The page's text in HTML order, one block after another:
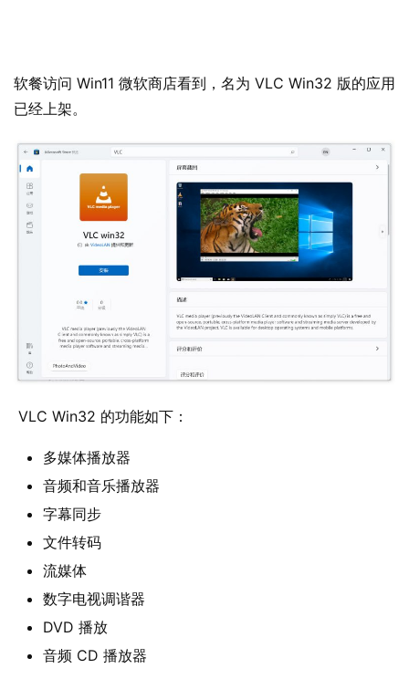
W
n
W
软餐访问 Win11 微软商店看到，名为 VLC Win32 版的应用
已经上架。
VLC Win32 的功能如下：
多媒体播放器
音频和音乐播放器
字幕同步
文件转码
流媒体
数字电视调谐器
DVD 播放
音频 CD 播放器